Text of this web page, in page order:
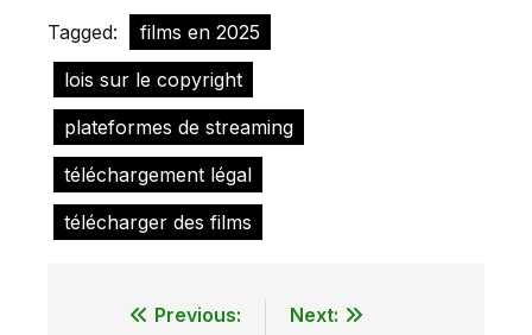
Tagged:
films en 2025
lois sur le copyright
plateformes de streaming
téléchargement légal
télécharger des films
Navigation
Previous:
Next: